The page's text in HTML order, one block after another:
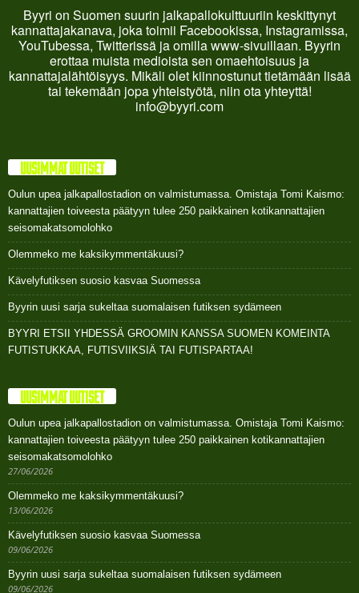
Byyri on Suomen suurin jalkapallokulttuuriin keskittynyt
kannattajakanava, joka toimii Facebookissa, Instagramissa,
YouTubessa, Twitterissä ja omilla www-sivuillaan. Byyrin
erottaa muista medioista sen omaehtoisuus ja
kannattajalähtöisyys. Mikäli olet kiinnostunut tietämään lisää
tai tekemään jopa yhteistyötä, niin ota yhteyttä!
info@byyri.com
UUSIMMAT UUTISET
Oulun upea jalkapallostadion on valmistumassa. Omistaja Tomi Kaismo:
kannattajien toiveesta päätyyn tulee 250 paikkainen kotikannattajien
seisomakatsomolohko
Olemmeko me kaksikymmentäkuusi?
Kävelyfutiksen suosio kasvaa Suomessa
Byyrin uusi sarja sukeltaa suomalaisen futiksen sydämeen
BYYRI ETSII YHDESSÄ GROOMIN KANSSA SUOMEN KOMEINTA
FUTISTUKKAA, FUTISVIIKSIÄ TAI FUTISPARTAA!
UUSIMMAT UUTISET
Oulun upea jalkapallostadion on valmistumassa. Omistaja Tomi Kaismo:
kannattajien toiveesta päätyyn tulee 250 paikkainen kotikannattajien
seisomakatsomolohko
27/06/2026
Olemmeko me kaksikymmentäkuusi?
13/06/2026
Kävelyfutiksen suosio kasvaa Suomessa
09/06/2026
Byyrin uusi sarja sukeltaa suomalaisen futiksen sydämeen
09/06/2026